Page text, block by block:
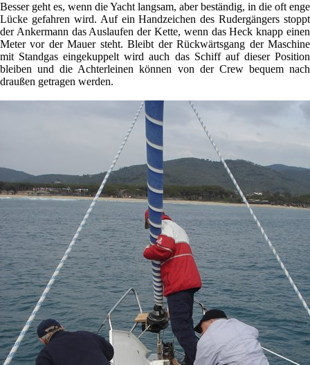
Besser geht es, wenn die Yacht langsam, aber beständig, in die oft enge
Lücke gefahren wird. Auf ein Handzeichen des Rudergängers stoppt
der Ankermann das Auslaufen der Kette, wenn das Heck knapp einen
Meter vor der Mauer steht. Bleibt der Rückwärtsgang der Maschine
mit Standgas eingekuppelt wird auch das Schiff auf dieser Position
bleiben und die Achterleinen können von der Crew bequem nach
draußen getragen werden.